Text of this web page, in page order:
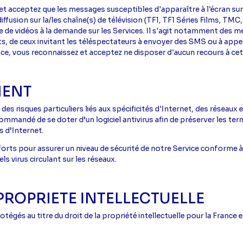
acceptez que les messages susceptibles d'apparaître à l'écran
sur la/les chaîne(s) de télévision (TF1, TF1 Séries Films,
vidéos à la demande sur les Services. Il s'agit notamment des
de ceux invitant les téléspectateurs à envoyer des SMS ou à
vous reconnaissez et acceptez ne disposer d'aucun recours à
risques particuliers liés aux spécificités d'Internet, des réseaux
de se doter d’un logiciel antivirus afin de préserver les
d’Internet.
pour assurer un niveau de sécurité de notre Service conforme
virus circulant sur les réseaux.
INTELLECTUELLE
au titre du droit de la propriété intellectuelle pour la France